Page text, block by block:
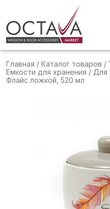
Главная / Каталог товаров /
Емкости для хранения / Для
Флайс ложкой, 520 мл